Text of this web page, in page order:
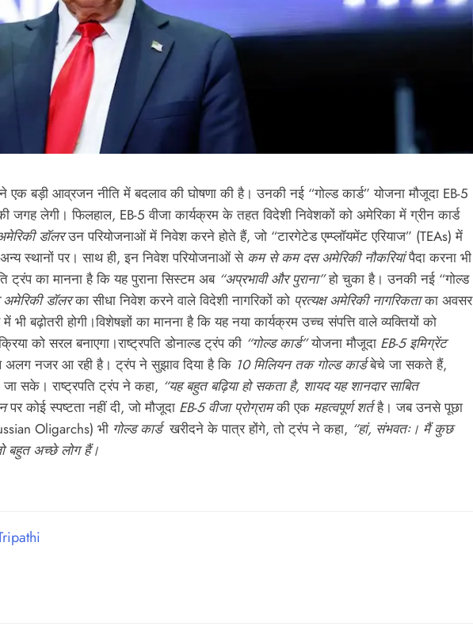
ने एक बड़ी आव्रजन नीति में बदलाव की घोषणा की है। उनकी नई “गोल्ड कार्ड” योजना मौजूदा EB-5
की जगह लेगी। फिलहाल, EB-5 वीजा कार्यक्रम के तहत विदेशी निवेशकों को अमेरिका में ग्रीन कार्ड
डॉलरउन परियोजनाओं में निवेश करने होते हैं, जो “टारगेटेड एम्प्लॉयमेंट एरियाज” (TEAs) में
स्थानों पर। साथ ही, इन निवेश परियोजनाओं से कम से कम दस अमेरिकी नौकरियांपैदा करना भी
ट्रंप का मानना है कि यह पुराना सिस्टम अब “अप्रभावी और पुराना”हो चुका है। उनकी नई “गोल्ड
डॉलरका सीधा निवेश करने वाले विदेशी नागरिकों को प्रत्यक्ष अमेरिकी नागरिकताका अवसर
बढ़ोतरी होगी।विशेषज्ञों का मानना है कि यह नया कार्यक्रम उच्च संपत्ति वाले व्यक्तियों को
को सरल बनाएगा।राष्ट्रपति डोनाल्ड ट्रंप की “गोल्ड कार्ड”योजना मौजूदा EB-5 इमिग्रेंट
नजर आ रही है। ट्रंप ने सुझाव दिया है कि 10 मिलियन तक गोल्ड कार्डबेचे जा सकते हैं,
सके। राष्ट्रपति ट्रंप ने कहा, “यह बहुत बढ़िया हो सकता है, शायद यह शानदार साबित
पर कोई स्पष्टता नहीं दी, जो मौजूदा EB-5 वीजा प्रोग्रामकी एक महत्वपूर्ण शर्तहै। जब उनसे पूछा
Oligarchs) भी गोल्ड कार्डखरीदने के पात्र होंगे, तो ट्रंप ने कहा, “हां, संभवतः। मैं कुछ
बहुत अच्छे लोग हैं।